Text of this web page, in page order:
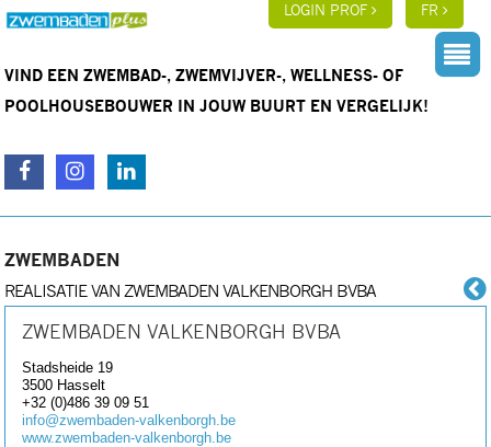
LOGIN PROF FR
VIND EEN ZWEMBAD-, ZWEMVIJVER-, WELLNESS- OF
POOLHOUSEBOUWER IN JOUW BUURT EN VERGELIJK!
ZWEMBADEN
REALISATIE VAN ZWEMBADEN VALKENBORGH BVBA
ZWEMBADEN VALKENBORGH BVBA
Stadsheide 19
3500 Hasselt
+32 (0)486 39 09 51
info@zwembaden-valkenborgh.be
www.zwembaden-valkenborgh.be